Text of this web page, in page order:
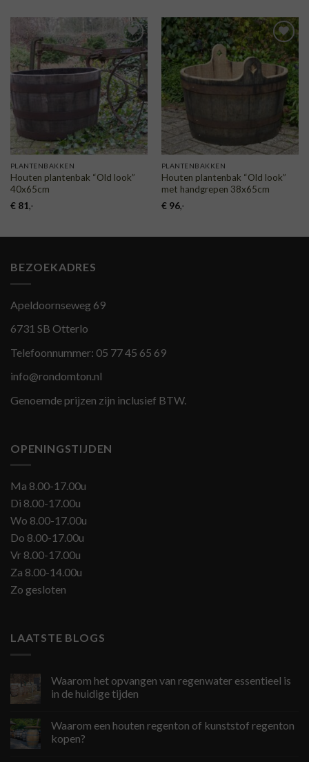
TOEVOEGEN
AAN
VERLANGLIJST
PLANTENBAKKEN
Houten plantenbak “Old look”
40x65cm
€81,-
TOEVOEGEN
AAN
VERLANGLIJST
PLANTENBAKKEN
Houten plantenbak “Old look”
met handgrepen 38x65cm
€96,-
BEZOEKADRES
Apeldoornseweg 69
6731 SB Otterlo
Telefoonnummer: 05 77 45 65 69
info@rondomton.nl
Genoemde prijzen zijn inclusief BTW.
OPENINGSTIJDEN
Ma 8.00-17.00u
Di 8.00-17.00u
Wo 8.00-17.00u
Do 8.00-17.00u
Vr 8.00-17.00u
Za 8.00-14.00u
Zo gesloten
LAATSTE BLOGS
Waarom het opvangen van regenwater essentieel is
in de huidige tijden
Waarom een houten regenton of kunststof regenton
kopen?